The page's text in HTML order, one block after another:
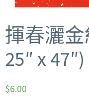
揮春灑金
25″ x 47″)
$6.00